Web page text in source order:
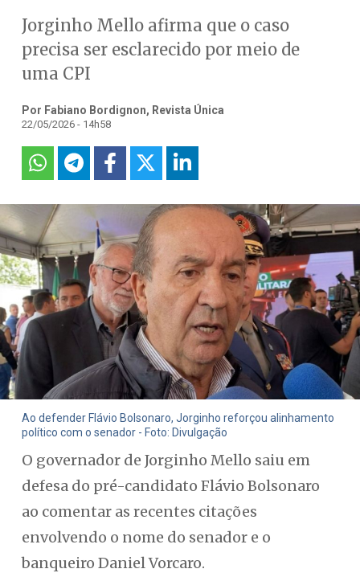
Jorginho Mello afirma que o caso
precisa ser esclarecido por meio de
uma CPI
Por Fabiano Bordignon, Revista Única
22/05/2026 - 14h58
Ao defender Flávio Bolsonaro, Jorginho reforçou alinhamento
político com o senador - Foto: Divulgação
O governador de Jorginho Mello saiu em
defesa do pré-candidato Flávio Bolsonaro
ao comentar as recentes citações
envolvendo o nome do senador e o
banqueiro Daniel Vorcaro.